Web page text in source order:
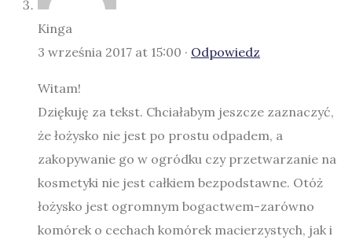
Kinga
3 września 2017 at 15:00 · Odpowiedz
Witam!
Dziękuję za tekst. Chciałabym jeszcze zaznaczyć,
że łożysko nie jest po prostu odpadem, a
zakopywanie go w ogródku czy przetwarzanie na
kosmetyki nie jest całkiem bezpodstawne. Otóż
łożysko jest ogromnym bogactwem-zarówno
komórek o cechach komórek macierzystych, jak i